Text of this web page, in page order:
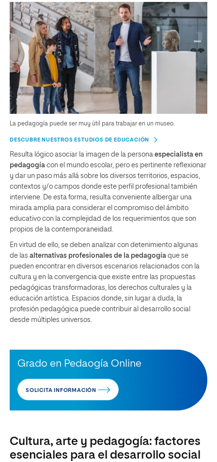
La pedagogía puede ser muy útil para trabajar en un museo.
DESCUBRE NUESTROS ESTUDIOS DE EDUCACIÓN
Resulta lógico asociar la imagen de la persona especialista en
pedagogía con el mundo escolar, pero es pertinente reflexionar
y dar un paso más allá sobre los diversos territorios, espacios,
contextos y/o campos donde este perfil profesional también
interviene. De esta forma, resulta conveniente albergar una
mirada amplia para considerar el compromiso del ámbito
educativo con la complejidad de los requerimientos que son
propios de la contemporaneidad.
En virtud de ello, se deben analizar con detenimiento algunas
de las alternativas profesionales de la pedagogía que se
pueden encontrar en diversos escenarios relacionados con la
cultura y en la convergencia que existe entre las propuestas
pedagógicas transformadoras, los derechos culturales y la
educación artística. Espacios donde, sin lugar a duda, la
profesión pedagógica puede contribuir al desarrollo social
desde múltiples universos.
Grado en Pedaogía Online
SOLICITA INFORMACIÓN
Cultura, arte y pedagogía: factores
esenciales para el desarrollo social